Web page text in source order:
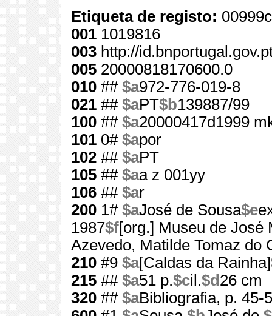
Etiqueta de registo:
001 1019816
003 http://
005 20000818170600.0
010 ## $a972-776-019-8
021 ## $aPT$b139887/99
100 ## $a20000417d1999
101 0# $apor
102 ## $aPT
105 ## $aa z 001yy
106 ## $ar
200 1# $aJosé de Sousa$e
1987$f[org.] Museu de José
Azevedo, Matilde Tomaz do
210 #9 $a[Caldas da Rainha]
215 ## $a51 p.$cil.$d 26 cm
320 ## $aBibliografia, p. 45-